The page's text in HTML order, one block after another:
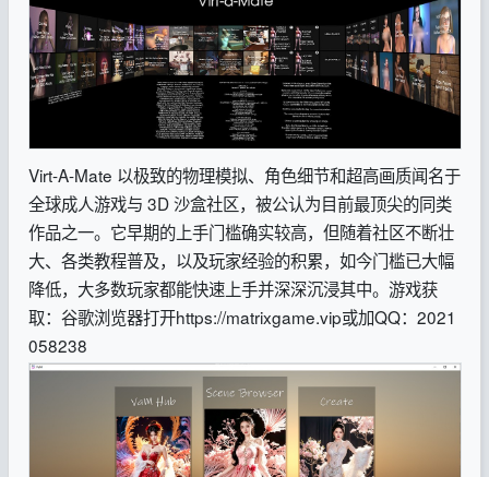
Virt-A-Mate 以极致的物理模拟、角色细节和超高画质闻名于
全球成人游戏与 3D 沙盒社区，被公认为目前最顶尖的同类
作品之一。它早期的上手门槛确实较高，但随着社区不断壮
大、各类教程普及，以及玩家经验的积累，如今门槛已大幅
降低，大多数玩家都能快速上手并深深沉浸其中。 游戏获
取：谷歌浏览器打开https://matrixgame.vip或加QQ：2021
058238